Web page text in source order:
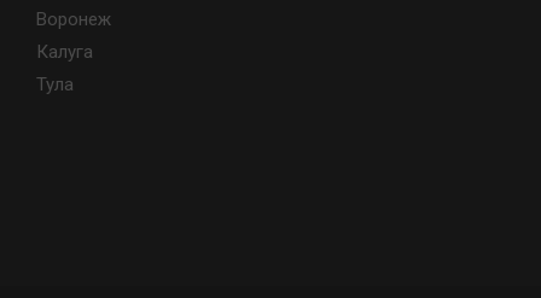
Воронеж
Калуга
Тула